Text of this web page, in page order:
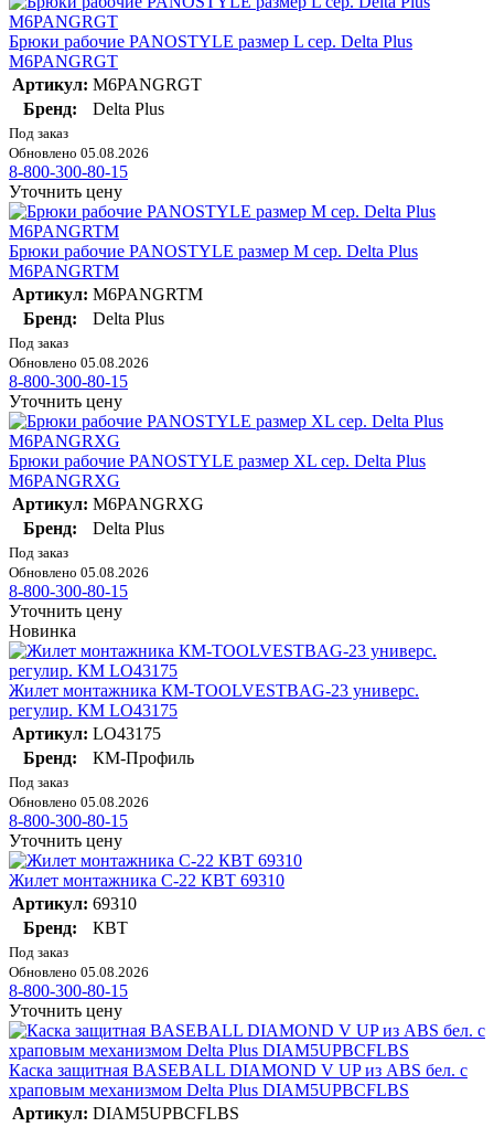
Брюки рабочие PANOSTYLE размер L сер. Delta Plus
M6PANGRGT
Артикул: M6PANGRGT
Бренд:
Delta Plus
Под заказ
Обновлено 05.08.2026
8-800-300-80-15
Уточнить цену
Брюки рабочие PANOSTYLE размер M сер. Delta Plus
M6PANGRTM
Артикул: M6PANGRTM
Бренд:
Delta Plus
Под заказ
Обновлено 05.08.2026
8-800-300-80-15
Уточнить цену
Брюки рабочие PANOSTYLE размер XL сер. Delta Plus
M6PANGRXG
Артикул: M6PANGRXG
Бренд:
Delta Plus
Под заказ
Обновлено 05.08.2026
8-800-300-80-15
Уточнить цену
Новинка
Жилет монтажника КМ-TOOLVESTBAG-23 универс.
регулир. КМ LO43175
Артикул: LO43175
Бренд:
КМ-Профиль
Под заказ
Обновлено 05.08.2026
8-800-300-80-15
Уточнить цену
Жилет монтажника С-22 КВТ 69310
Артикул: 69310
Бренд:
КВТ
Под заказ
Обновлено 05.08.2026
8-800-300-80-15
Уточнить цену
Каска защитная BASEBALL DIAMOND V UP из ABS бел. с
храповым механизмом Delta Plus DIAM5UPBCFLBS
Артикул: DIAM5UPBCFLBS